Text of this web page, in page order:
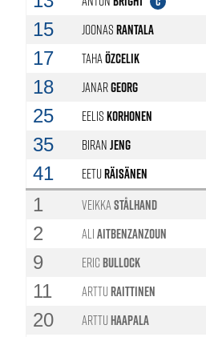
15 JoonasRantala
17 TahaÖzcelik
18 JanarGeorg
25 EelisKorhonen
35 BiranJeng
41 EetuRäisänen
1 VeikkaStålhand
2 AliAitbenzanzoun
9 EricBullock
11 ArttuRaittinen
20 ArttuHaapala